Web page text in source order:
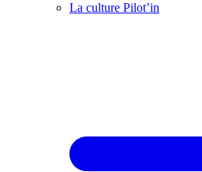
La culture Pilot’in